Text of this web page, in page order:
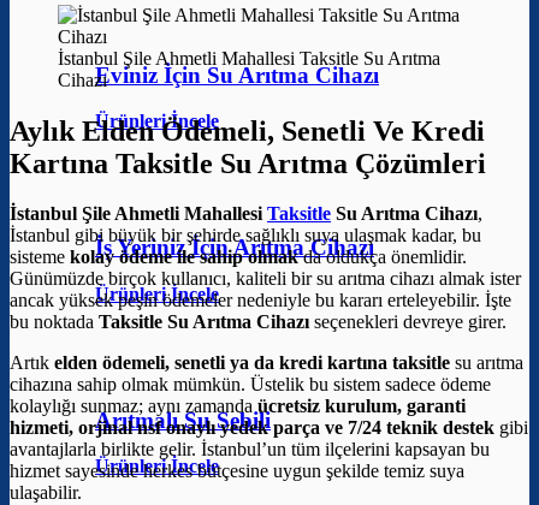
Eviniz İçin Su Arıtma Cihazı
Ürünleri İncele
İş Yeriniz İçin Arıtma Cihazı
Ürünleri İncele
Arıtmalı Su Sebili
Ürünleri İncele
İstanbul Şile Ahmetli Mahallesi Taksitle Su Arıtma
Cihazı
Aylık Elden Ödemeli, Senetli Ve Kredi
Kartına Taksitle Su Arıtma Çözümleri
İstanbul Şile Ahmetli MahallesiTaksitle Su Arıtma Cihazı,
İstanbul gibi büyük bir şehirde sağlıklı suya ulaşmak kadar, bu
sisteme kolay ödeme ile sahip olmakda oldukça önemlidir.
Günümüzde birçok kullanıcı, kaliteli bir su arıtma cihazı almak ister
ancak yüksek peşin ödemeler nedeniyle bu kararı erteleyebilir. İşte
bu noktada Taksitle Su Arıtma Cihazıseçenekleri devreye girer.
Artık elden ödemeli, senetli ya da kredi kartına taksitle su arıtma
cihazına sahip olmak mümkün. Üstelik bu sistem sadece ödeme
kolaylığı sunmaz; aynı zamandaücretsiz kurulum, garanti
hizmeti, orjinal nsf onaylı yedek parça ve 7/24 teknik destek gibi
avantajlarla birlikte gelir. İstanbul’un tüm ilçelerini kapsayan bu
hizmet sayesinde herkes bütçesine uygun şekilde temiz suya
ulaşabilir.